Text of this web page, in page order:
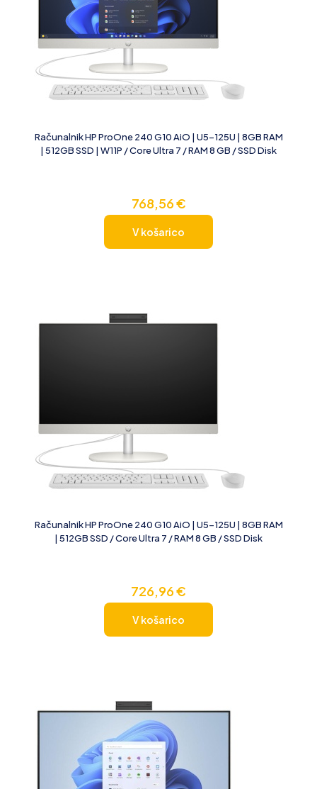
Računalnik HP ProOne 240 G10 AiO | U5-125U | 8GB RAM
| 512GB SSD | W11P / Core Ultra 7 / RAM 8 GB / SSD Disk
768,56€
V košarico
Računalnik HP ProOne 240 G10 AiO | U5-125U | 8GB RAM
| 512GB SSD / Core Ultra 7 / RAM 8 GB / SSD Disk
726,96€
V košarico